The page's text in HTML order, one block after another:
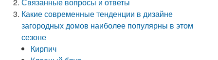
Какие современные тенденции в дизайне
загородных домов наиболее популярны в этом
сезоне
Кирпич